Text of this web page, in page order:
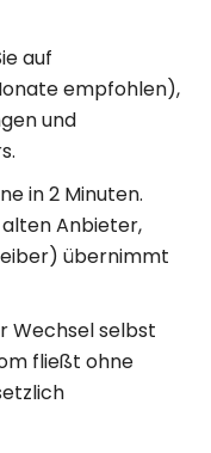
auf
empfohlen),
und
in 2 Minuten.
alten Anbieter,
übernimmt
Wechsel selbst
fließt ohne